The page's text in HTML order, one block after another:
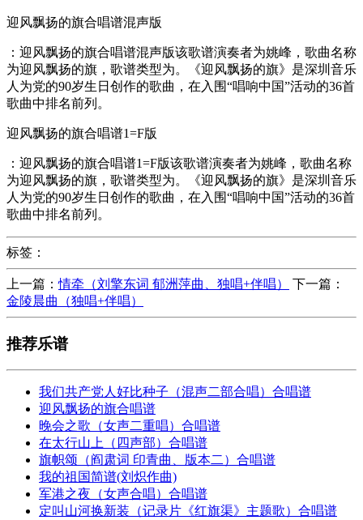
迎风飘扬的旗合唱谱混声版
：迎风飘扬的旗合唱谱混声版该歌谱演奏者为姚峰，歌曲名称
为迎风飘扬的旗，歌谱类型为。《迎风飘扬的旗》是深圳音乐
人为党的90岁生日创作的歌曲，在入围“唱响中国”活动的36首
歌曲中排名前列。
迎风飘扬的旗合唱谱1=F版
：迎风飘扬的旗合唱谱1=F版该歌谱演奏者为姚峰，歌曲名称
为迎风飘扬的旗，歌谱类型为。《迎风飘扬的旗》是深圳音乐
人为党的90岁生日创作的歌曲，在入围“唱响中国”活动的36首
歌曲中排名前列。
标签：
上一篇：情牵（刘擎东词 郁洲萍曲、独唱+伴唱）
下一篇：
金陵晨曲（独唱+伴唱）
推荐乐谱
我们共产党人好比种子（混声二部合唱）合唱谱
迎风飘扬的旗合唱谱
晚会之歌（女声二重唱）合唱谱
在太行山上（四声部）合唱谱
旗帜颂（阎肃词 印青曲、版本二）合唱谱
我的祖国简谱(刘炽作曲)
军港之夜（女声合唱）合唱谱
定叫山河换新装（记录片《红旗渠》主题歌）合唱谱